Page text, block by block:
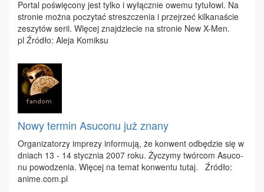
Por­tal po­świę­co­ny jest tyl­ko i wy­łącz­nie owe­mu ty­tu­ło­wi. Na
stro­nie moż­na po­czy­tać stresz­cze­nia i przej­rzeć kil­ka­na­ście
ze­szy­tów se­rii. Wię­cej znaj­dzie­cie na stro­nie New X-​Men.​
pl Źró­dło: Ale­ja Ko­mik­su
Nowy termin Asuconu już znany
Or­ga­ni­za­to­rzy im­pre­zy in­for­mu­ją, że kon­went od­bę­dzie się w
dniach 13 - 14 stycz­nia 2007 ro­ku. Ży­czy­my twór­com Asu­co­
nu po­wo­dze­nia. Wię­cej na te­mat kon­wen­tu tu­taj. Źró­dło:
anime.​com.​pl